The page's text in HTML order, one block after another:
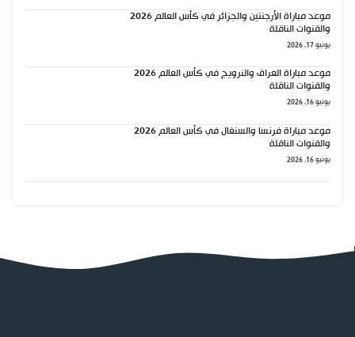
موعد مباراة الأرجنتين والجزائر في كأس العالم 2026
والقنوات الناقلة
يونيو 17, 2026
موعد مباراة العراق والنرويج في كأس العالم 2026
والقنوات الناقلة
يونيو 16, 2026
موعد مباراة فرنسا والسنغال في كأس العالم 2026
والقنوات الناقلة
يونيو 16, 2026